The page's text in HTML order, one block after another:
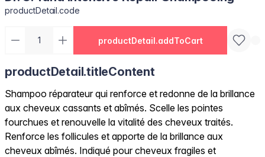
productDetail.code
productDetail.addToCart
productDetail.titleContent
Shampoo réparateur qui renforce et redonne de la brillance
aux cheveux cassants et abîmés. Scelle les pointes
fourchues et renouvelle la vitalité des cheveux traités.
Renforce les follicules et apporte de la brillance aux
cheveux abîmés. Indiqué pour cheveux fragiles et